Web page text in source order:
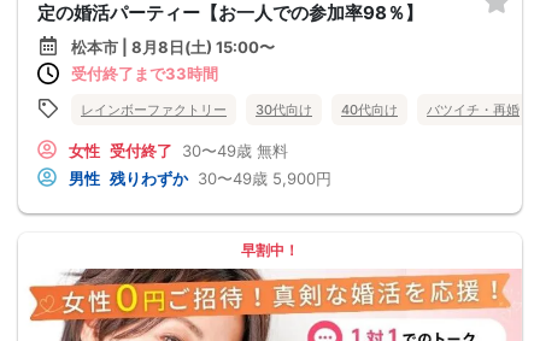
定の婚活パーティー【お一人での参加率98％】
松本市 | 8月8日(土) 15:00〜
受付終了まで33時間
レインボーファクトリー 30代向け 40代向け バツイチ・再婚
女性 受付終了 30〜49歳 無料
男性 残りわずか 30〜49歳 5,900円
早割中！